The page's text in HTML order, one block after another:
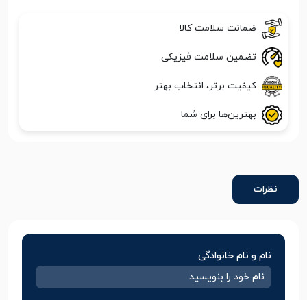
ضمانت سلامت کالا
تضمین سلامت فیزیکی
کیفیت برتر، انتخاب بهتر
بهترین‌ها برای شما
نظرات
نام و نام خانوادگی